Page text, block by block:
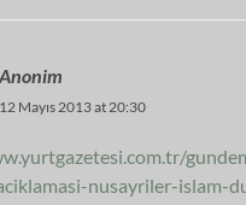
Anonim
12 Mayıs 2013 at 20:30
nusayriler-islam-